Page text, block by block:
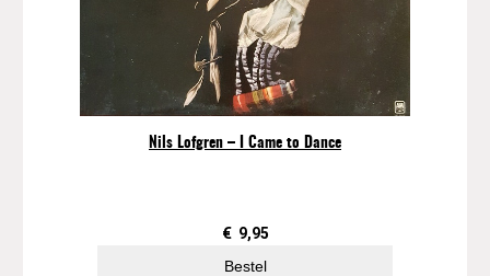
Nils Lofgren – I Came to Dance
€ 9,95
Bestel